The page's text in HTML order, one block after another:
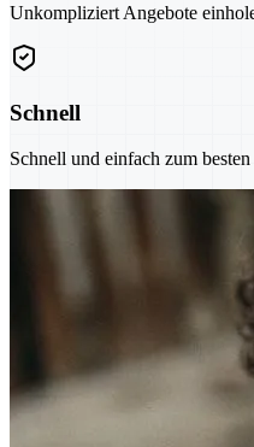
Unkompliziert Angebote
Schnell
Schnell und einfach zum